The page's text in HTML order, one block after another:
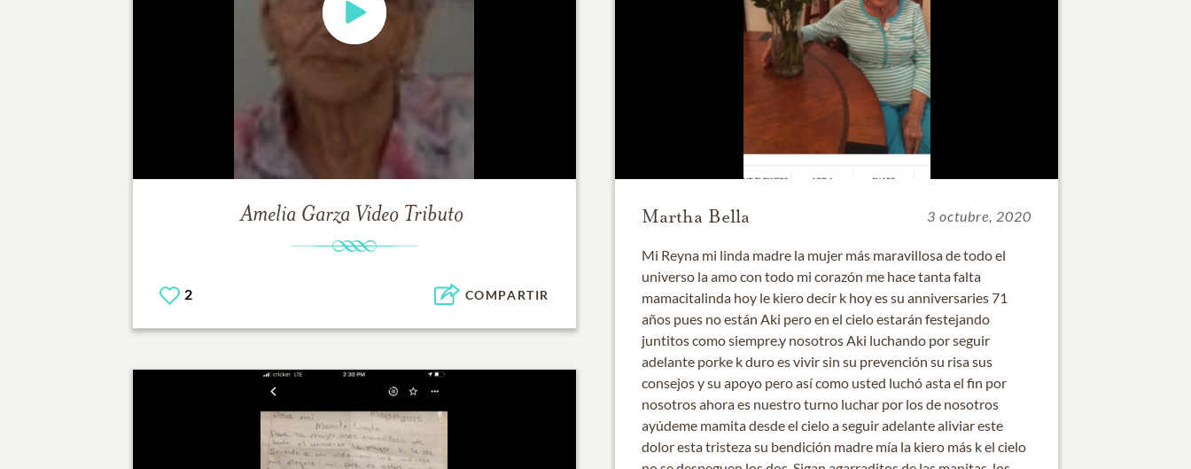
Amelia Garza Video Tributo
2 COMPARTIR
Martha Bella 3 octubre, 2020
Mi Reyna mi linda madre la mujer más maravillosa de todo el
universo la amo con todo mi corazón me hace tanta falta
mamacitalinda hoy le kiero decir k hoy es su anniversaries 71
años pues no están Aki pero en el cielo estarán festejando
juntitos como siempre.y nosotros Aki luchando por seguir
adelante porke k duro es vivir sin su prevención su risa sus
consejos y su apoyo pero así como usted luchó asta el fin por
nosotros ahora es nuestro turno luchar por los de nosotros
ayúdeme mamita desde el cielo a seguir adelante aliviar este
dolor esta tristeza su bendición madre mía la kiero más k el cielo